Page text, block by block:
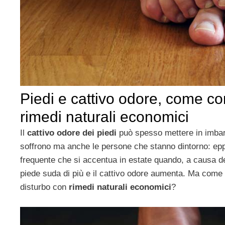
Piedi e cattivo odore, come
rimedi naturali economici
Il cattivo odore dei piedi può spesso mettere in
soffrono ma anche le persone che stanno dintorno:
frequente che si accentua in estate quando, a causa
piede suda di più e il cattivo odore aumenta. Ma
disturbo con rimedi naturali economici?